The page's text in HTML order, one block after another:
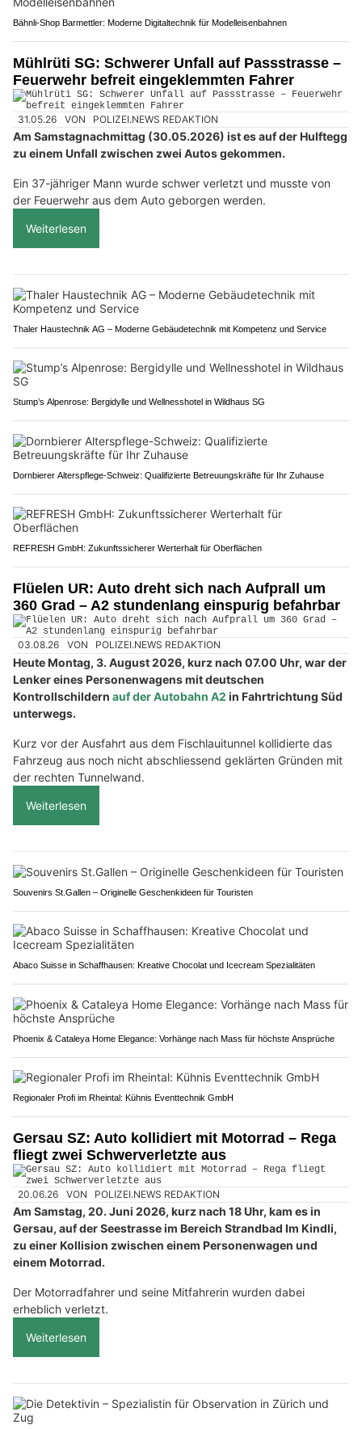
Bähnli-Shop Barmettler: Moderne Digitaltechnik für Modelleisenbahnen
Mühlrüti SG: Schwerer Unfall auf Passstrasse –
Feuerwehr befreit eingeklemmten Fahrer
31.05.26 VON POLIZEI.NEWS REDAKTION
Am Samstagnachmittag (30.05.2026) ist es auf der Hulftegg
zu einem Unfall zwischen zwei Autos gekommen.
Ein 37-jähriger Mann wurde schwer verletzt und musste von
der Feuerwehr aus dem Auto geborgen werden.
Weiterlesen
Thaler Haustechnik AG – Moderne Gebäudetechnik mit Kompetenz und Service
Stump’s Alpenrose: Bergidylle und Wellnesshotel in Wildhaus SG
Dornbierer Alterspflege-Schweiz: Qualifizierte Betreuungskräfte für Ihr Zuhause
REFRESH GmbH: Zukunftssicherer Werterhalt für Oberflächen
Flüelen UR: Auto dreht sich nach Aufprall um
360 Grad – A2 stundenlang einspurig befahrbar
03.08.26 VON POLIZEI.NEWS REDAKTION
Heute Montag, 3. August 2026, kurz nach 07.00 Uhr, war der
Lenker eines Personenwagens mit deutschen
Kontrollschildern auf der Autobahn A2 in Fahrtrichtung Süd
unterwegs.
Kurz vor der Ausfahrt aus dem Fischlauitunnel kollidierte das
Fahrzeug aus noch nicht abschliessend geklärten Gründen mit
der rechten Tunnelwand.
Weiterlesen
Souvenirs St.Gallen – Originelle Geschenkideen für Touristen
Abaco Suisse in Schaffhausen: Kreative Chocolat und Icecream Spezialitäten
Phoenix & Cataleya Home Elegance: Vorhänge nach Mass für höchste Ansprüche
Regionaler Profi im Rheintal: Kühnis Eventtechnik GmbH
Gersau SZ: Auto kollidiert mit Motorrad – Rega
fliegt zwei Schwerverletzte aus
20.06.26 VON POLIZEI.NEWS REDAKTION
Am Samstag, 20. Juni 2026, kurz nach 18 Uhr, kam es in
Gersau, auf der Seestrasse im Bereich Strandbad Im Kindli,
zu einer Kollision zwischen einem Personenwagen und
einem Motorrad.
Der Motorradfahrer und seine Mitfahrerin wurden dabei
erheblich verletzt.
Weiterlesen